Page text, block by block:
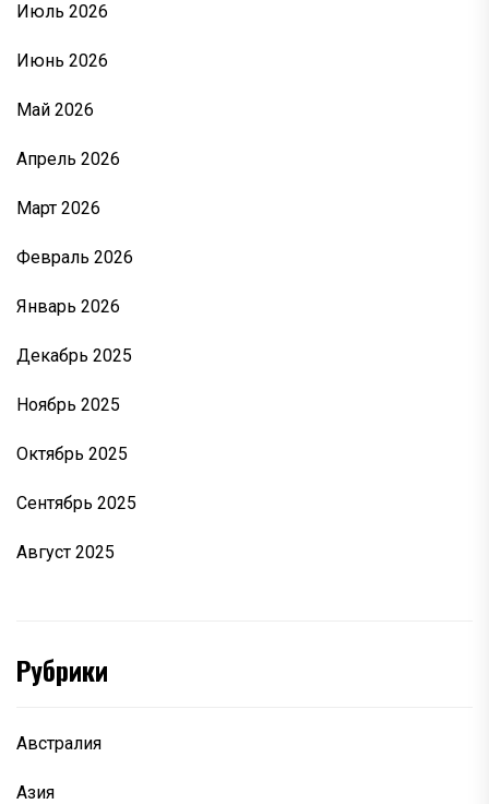
Июль 2026
Июнь 2026
Май 2026
Апрель 2026
Март 2026
Февраль 2026
Январь 2026
Декабрь 2025
Ноябрь 2025
Октябрь 2025
Сентябрь 2025
Август 2025
Рубрики
Австралия
Азия